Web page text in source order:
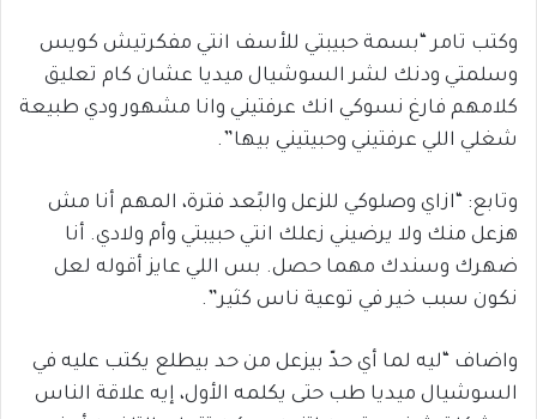
وكتب تامر “بسمة حبيبتي للأسف انتي مفكرتيش كويس
وسلمتي ودنك لشر السوشيال ميديا عشان كام تعليق
كلامهم فارغ نسوكي انك عرفتيني وانا مشهور ودي طبيعة
شغلي اللي عرفتيني وحبيتيني بيها”.
وتابع: “ازاي وصلوكي للزعل والبًعد فترة، المهم أنا مش
هزعل منك ولا يرضيني زعلك انتي حبيبتي وأم ولادي. أنا
ضهرك وسندك مهما حصل. بس اللي عايز أقوله لعل
نكون سبب خير في توعية ناس كثير”.
واضاف “ليه لما أي حدّ بيزعل من حد بيطلع يكتب عليه في
السوشيال ميديا طب حتى يكلمه الأول، إيه علاقة الناس